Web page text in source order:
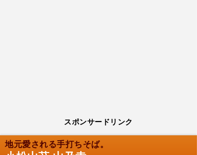
スポンサードリンク
地元愛される手打ちそば。